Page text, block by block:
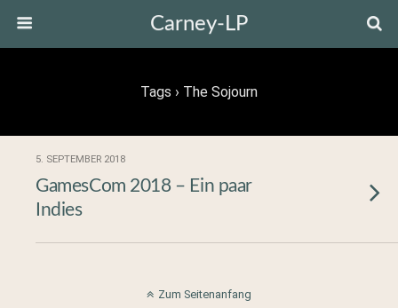
Carney-LP
Tags › The Sojourn
5. SEPTEMBER 2018
GamesCom 2018 – Ein paar
Indies
Zum Seitenanfang